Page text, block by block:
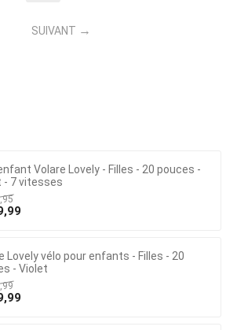
SUIVANT
Volare Lovely - Filles - 20 pouces -
- 7 vitesses
Lovely vélo pour enfants - Filles - 20
- Violet